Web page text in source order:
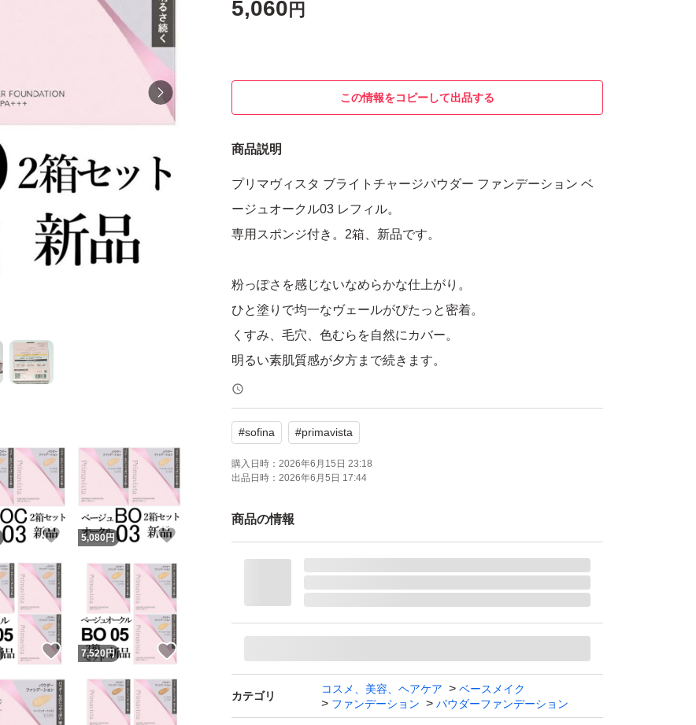
5,060 円
この情報をコピーして出品する
商品説明
プリマヴィスタ ブライトチャージパウダー ファンデーション ベ
ージュオークル03 レフィル。
専用スポンジ付き。2箱、新品です。
粉っぽさを感じないなめらかな仕上がり。
ひと塗りで均一なヴェールがぴたっと密着。
くすみ、毛穴、色むらを自然にカバー。
明るい素肌質感が夕方まで続きます。
ブランド：SOFINA Primavista
本体/詰め替え：詰め替え
ベースメイク特徴：カバー力 崩れにくい 肌の透明感、薄づき UV
カット
ベースメイクお悩み：テカリ、皮脂 くすみ
特徴：無香料
SPF：16.0 SPF
家族に喫煙者なしです。
#プリマヴィスタ
#パウダーファンデーション
#sofina #primavista
購入日時： 2026年6月15日 23:18
出品日時： 2026年6月5日 17:44
商品の情報
カテゴリ
コスメ、美容、ヘアケア
ベースメイク
ファンデーション
パウダーファンデーション
いいね！
5,080円
いいね！
7,520 円